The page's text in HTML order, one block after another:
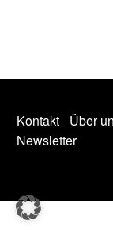
Kontakt Über
Newsletter